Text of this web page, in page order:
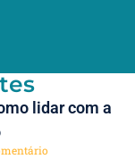
lidar com a